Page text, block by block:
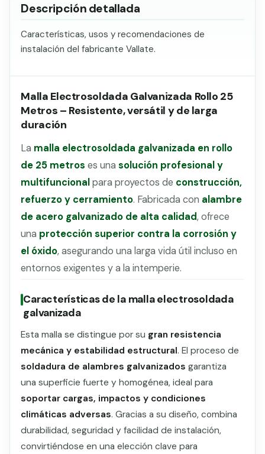
Descripción detallada
Características, usos y recomendaciones de
instalación del fabricante Vallate.
Malla Electrosoldada Galvanizada Rollo 25
Metros – Resistente, versátil y de larga
duración
La malla electrosoldada galvanizada en rollo
de 25 metros es unasolución profesional y
multifuncionalpara proyectos de construcción,
refuerzo y cerramiento. Fabricada con alambre
de acero galvanizado de alta calidad, ofrece
una protección superior contra la corrosión y
el óxido, asegurando una larga vida útil incluso en
entornos exigentes y a la intemperie.
Características de la malla electrosoldada
galvanizada
Esta malla se distingue por su gran resistencia
mecánica y estabilidad estructural. El proceso de
soldadura de alambres galvanizados garantiza
una superficie fuerte y homogénea, ideal para
soportar cargas, impactos y condiciones
climáticas adversas. Gracias a su diseño, combina
durabilidad, seguridad y facilidad de instalación,
convirtiéndose en una elección clave para